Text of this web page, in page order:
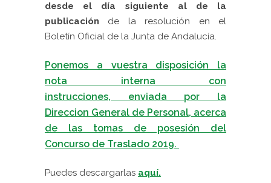
desde el día siguiente al de la
publicación de la resolución en el
Boletín Oficial de la Junta de Andalucía.
Ponemos a vuestra disposición la
nota interna con
instrucciones, enviada por la
Direccion General de Personal, acerca
de las tomas de posesión del
Concurso de Traslado 2019.
Puedes descargarlas aquí.